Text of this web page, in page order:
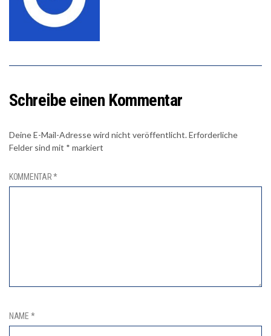
Schreibe einen Kommentar
Deine E-Mail-Adresse wird nicht veröffentlicht.Erforderliche
Felder sind mit * markiert
KOMMENTAR*
NAME *